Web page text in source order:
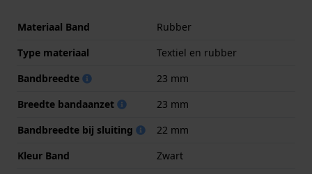
Materiaal Band
Rubber
Type materiaal
Textiel en rubber
Bandbreedte
23 mm
Breedte bandaanzet
23 mm
Bandbreedte bij sluiting
22 mm
Kleur Band
Zwart